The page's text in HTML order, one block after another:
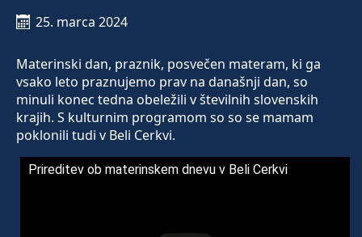
25. marca 2024
Materinski dan, praznik, posvečen materam, ki ga
vsako leto praznujemo prav na današnji dan, so
minuli konec tedna obeležili v številnih slovenskih
krajih. S kulturnim programom so so se mamam
poklonili tudi v Beli Cerkvi.
Prireditev ob materinskem dnevu v Beli Cerkvi